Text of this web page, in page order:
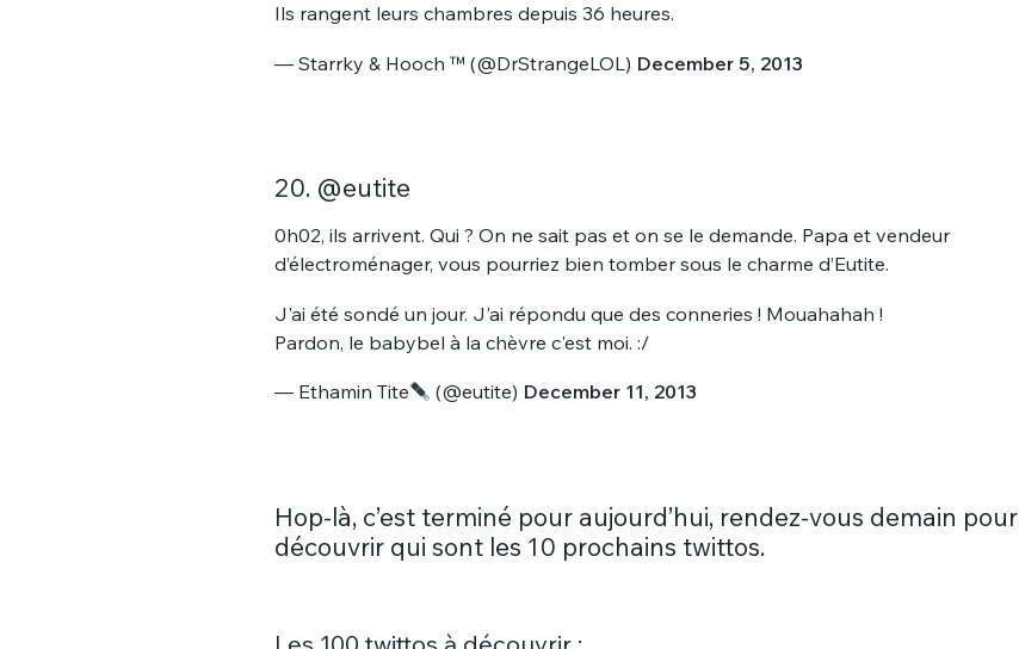
Ils rangent leurs chambres depuis 36 heures.
— Starrky & Hooch ™️ (@DrStrangeLOL) December 5, 2013
20. @eutite
0h02, ils arrivent. Qui ? On ne sait pas et on se le demande. Papa et vendeur
d’électroménager, vous pourriez bien tomber sous le charme d’Eutite.
J'ai été sondé un jour. J'ai répondu que des conneries ! Mouahahah !
Pardon, le babybel à la chèvre c'est moi. :/
— Ethamin Tite (@eutite) December 11, 2013
Hop-là, c’est terminé pour aujourd’hui, rendez-vous demain pour
découvrir qui sont les 10 prochains twittos.